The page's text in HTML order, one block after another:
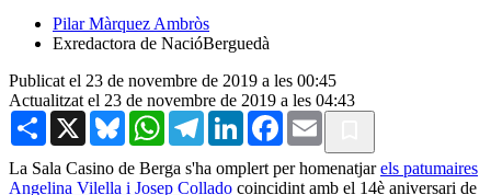
Pilar Màrquez Ambròs
Exredactora de NacióBerguedà
Publicat el 23 de novembre de 2019 a les 00:45
Actualitzat el 23 de novembre de 2019 a les 04:43
Share X BlueskyWhatsAppTelegramLinkedInFacebook
Email
La Sala Casino de Berga s'ha omplert per homenatjarels patumaires
Angelina Vilella i Josep Collado coincidint amb el 14è aniversari de